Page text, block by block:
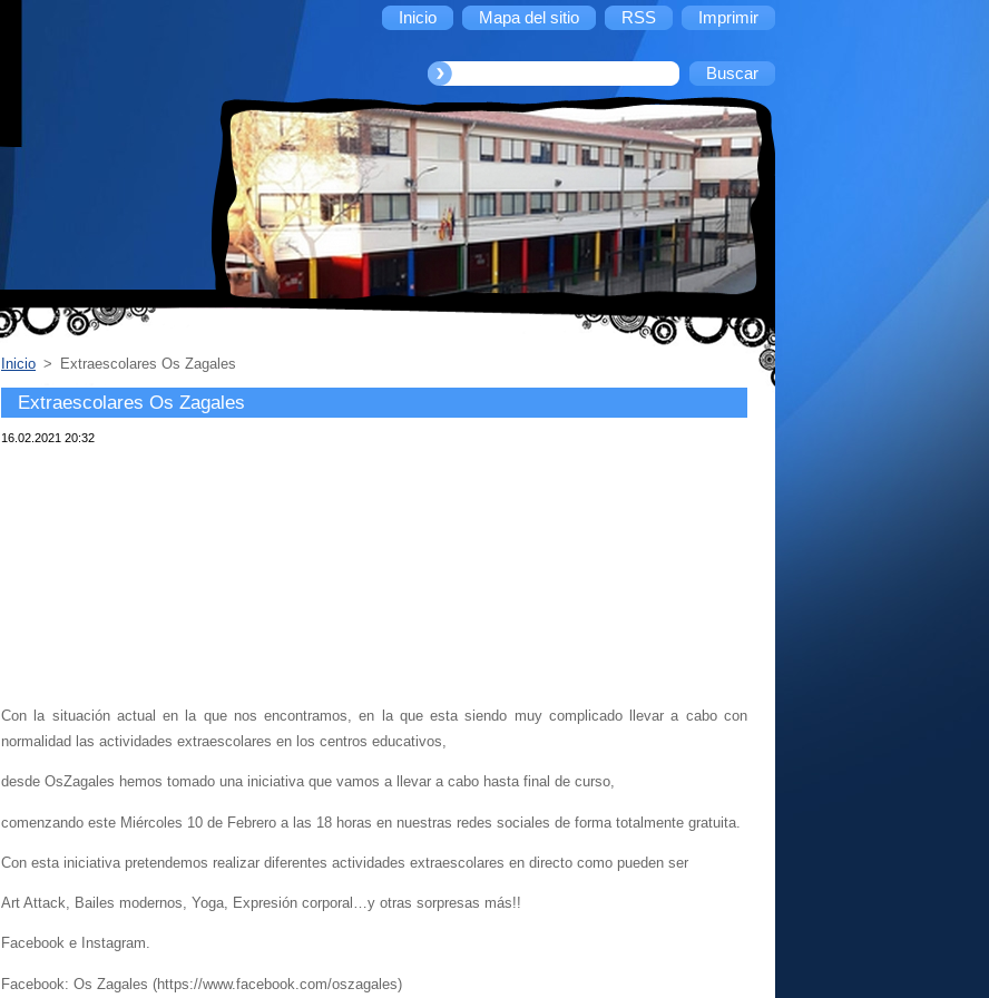
Inicio Mapa del sitio RSS Imprimir
Inicio > Extraescolares Os Zagales
Extraescolares Os Zagales
16.02.2021 20:32
Con la situación actual en la que nos encontramos, en la que esta siendo muy complicado llevar a cabo con
normalidad las actividades extraescolares en los centros educativos,
desde OsZagales hemos tomado una iniciativa que vamos a llevar a cabo hasta final de curso,
comenzando este Miércoles 10 de Febrero a las 18 horas en nuestras redes sociales de forma totalmente gratuita.
Con esta iniciativa pretendemos realizar diferentes actividades extraescolares en directo como pueden ser
Art Attack, Bailes modernos, Yoga, Expresión corporal…y otras sorpresas más!!
Facebook e Instagram.
Facebook: Os Zagales (https://www.facebook.com/oszagales)